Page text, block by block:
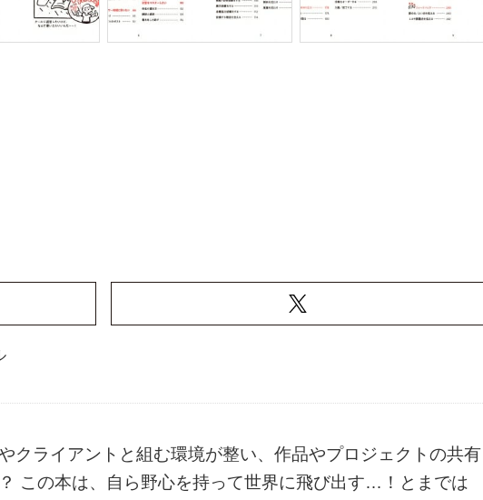
クライアントと組む環境が整い、作品やプロジェクトの共有
この本は、自ら野心を持って世界に飛び出す…！とまでは